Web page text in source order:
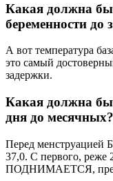
Какая должна
беременности до
А вот температура
это самый
задержки.
Какая должна
дня до месячных?
Перед менструацией
37,0. С первого, реже
ПОДНИМАЕТСЯ,